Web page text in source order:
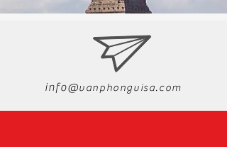
info@​vanphongvisa.com